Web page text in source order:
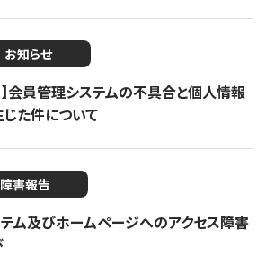
お知らせ
会員管理システムの不具合と個人情報
た件について
障害報告
ム及びホームページへのアクセス障害